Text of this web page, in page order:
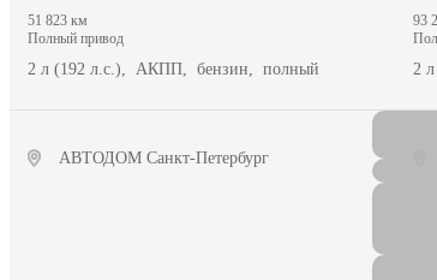
51 823 км
полный привод
2 л (192 л.с.), АКПП, бензин, полный
АВТОДОМ Санкт-Петербург
93
2